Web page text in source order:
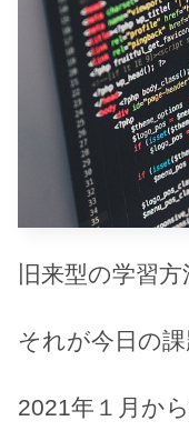
旧来型の学習
それが今日の課
2021年１月か